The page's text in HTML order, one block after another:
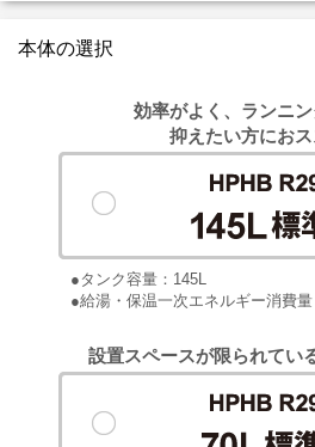
本体の選択
効率がよく、ランニ
抑えたい方におス
●タンク容量：145L
●給湯・保温一次エネルギー消費
設置スペースが限られてい